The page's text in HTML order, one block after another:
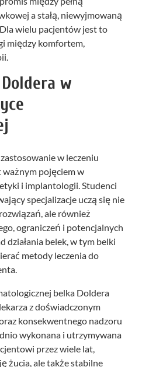
a stałą, niewyjmowaną
wielu pacjentów jest to
między komfortem,
w
w leczeniu
ważnym pojęciem w
i implantologii. Studenci
specjalizacje uczą się nie
ale również
ograniczeń i potencjalnych
działania belek, w tym belki
metody leczenia do
belka Doldera
z doświadczonym
konsekwentnego nadzoru
wykonana i utrzymywana
przez wiele lat,
żucia, ale także stabilne